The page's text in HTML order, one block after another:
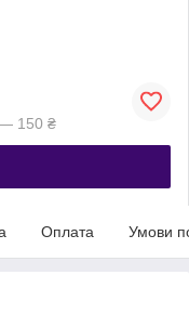
— 150 ₴
Оплата Умови